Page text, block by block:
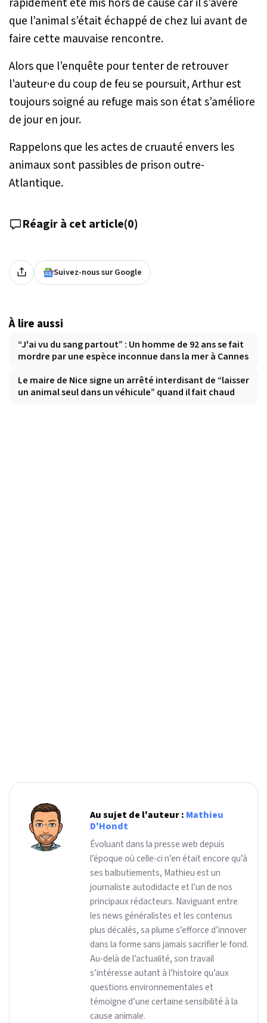
que l’animal s’était échappé de chez lui avant de
faire cette mauvaise rencontre.
Alors que l’enquête pour tenter de retrouver
l’auteur·e du coup de feu se poursuit, Arthur est
toujours soigné au refuge mais son état s’améliore
de jour en jour.
Rappelons que les actes de cruauté envers les
animaux sont passibles de prison outre-
Atlantique.
Réagir à cet article(0)
Suivez-nous sur Google
À lire aussi
“J'ai vu du sang partout” : Un homme de 92 ans se fait
mordre par une espèce inconnue dans la mer à Cannes
Le maire de Nice signe un arrêté interdisant de “laisser
un animal seul dans un véhicule” quand il fait chaud
Au sujet de l'auteur : Mathieu
D'Hondt
Évoluant dans la presse web depuis
l’époque où celle-ci n’en était encore qu’à
ses balbutiements, Mathieu est un
journaliste autodidacte et l’un de nos
principaux rédacteurs. Naviguant entre
les news généralistes et les contenus
plus décalés, sa plume s’efforce d’innover
dans la forme sans jamais sacrifier le fond.
Au-delà de l’actualité, son travail
s’intéresse autant à l’histoire qu’aux
questions environnementales et
témoigne d’une certaine sensibilité à la
cause animale.